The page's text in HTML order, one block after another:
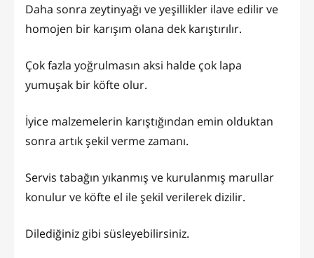
Daha sonra zeytinyağı ve yeşillikler ilave edilir ve
homojen bir karışım olana dek karıştırılır.
Çok fazla yoğrulmasın aksi halde çok lapa
yumuşak bir köfte olur.
İyice malzemelerin karıştığından emin olduktan
sonra artık şekil verme zamanı.
Servis tabağın yıkanmış ve kurulanmış marullar
konulur ve köfte el ile şekil verilerek dizilir.
Dilediğiniz gibi süsleyebilirsiniz.